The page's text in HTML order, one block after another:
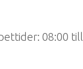
08:00 till